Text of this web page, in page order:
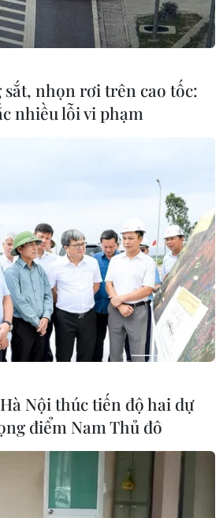
sắt, nhọn rơi trên cao tốc:
nhiều lỗi vi phạm
Nội thúc tiến độ hai dự
điểm Nam Thủ đô